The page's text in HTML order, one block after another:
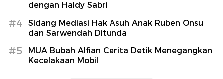
dengan Haldy Sabri
#4
Sidang Mediasi Hak Asuh Anak Ruben Onsu
dan Sarwendah Ditunda
#5
MUA Bubah Alfian Cerita Detik Menegangkan
Kecelakaan Mobil